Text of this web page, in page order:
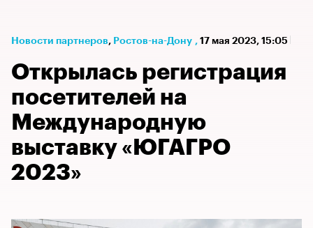
Новости партнеров⁠, Ростов-на-Дону , 17 мая 2023, 15:05
Открылась регистрация
посетителей на
Международную
выставку «ЮГАГРО
2023»